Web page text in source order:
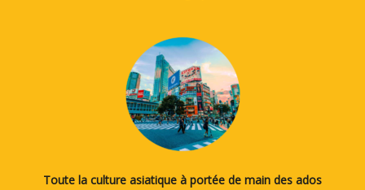
Toute la culture asiatique à portée de main des ados